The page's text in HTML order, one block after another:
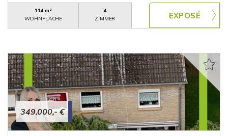
114 m²
WOHNFLÄCHE
4
ZIMMER
349.000,- €